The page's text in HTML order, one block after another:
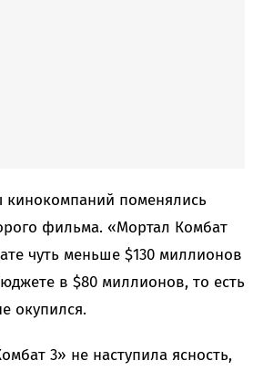
поменялись
фильма. «Мортал Комбат
чуть меньше $130 миллионов
в $80 миллионов, то есть
окупился.
3» не наступила ясность,